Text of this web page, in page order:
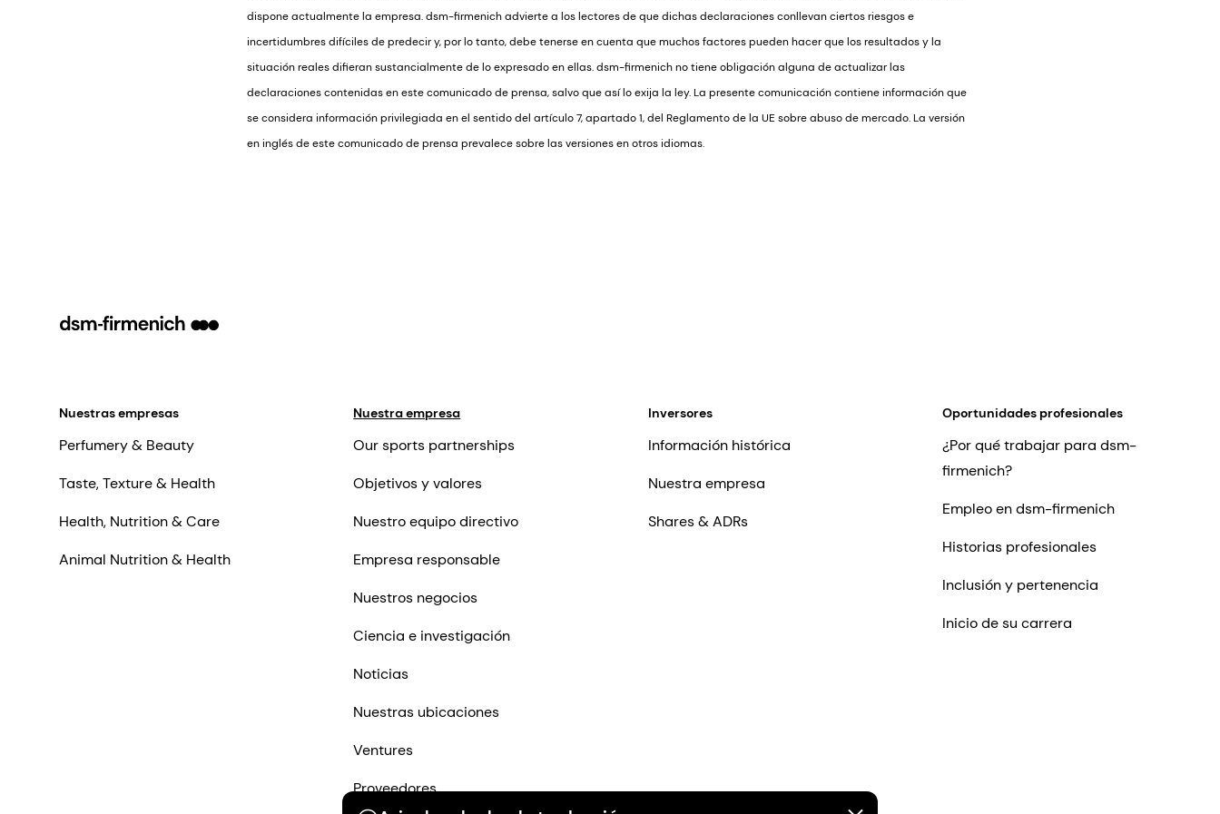
dispone actualmente la empresa. dsm-firmenich advierte a los lectores de que dichas declaraciones conllevan ciertos riesgos e
incertidumbres difíciles de predecir y, por lo tanto, debe tenerse en cuenta que muchos factores pueden hacer que los resultados y la
situación reales difieran sustancialmente de lo expresado en ellas. dsm-firmenich no tiene obligación alguna de actualizar las
declaraciones contenidas en este comunicado de prensa, salvo que así lo exija la ley. La presente comunicación contiene información que
se considera información privilegiada en el sentido del artículo 7, apartado 1, del Reglamento de la UE sobre abuso de mercado. La versión
en inglés de este comunicado de prensa prevalece sobre las versiones en otros idiomas.
Nuestras empresas
Perfumery & Beauty
Taste, Texture & Health
Health, Nutrition & Care
Animal Nutrition & Health
Nuestra empresa
Our sports partnerships
Objetivos y valores
Nuestro equipo directivo
Empresa responsable
Nuestros negocios
Ciencia e investigación
Noticias
Nuestras ubicaciones
Ventures
Proveedores
Inversores
Información histórica
Nuestra empresa
Shares & ADRs
Oportunidades profesionales
¿Por qué trabajar para dsm-
firmenich?
Empleo en dsm-firmenich
Historias profesionales
Inclusión y pertenencia
Inicio de su carrera